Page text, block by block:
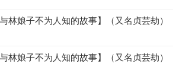
林娘子不为人知的故事】（又名贞芸劫）
林娘子不为人知的故事】（又名贞芸劫）